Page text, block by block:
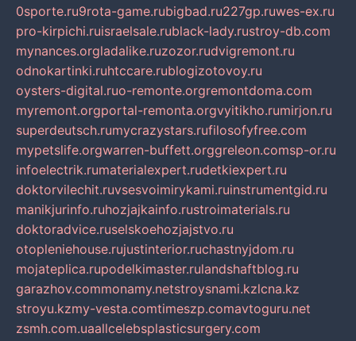
0sporte.ru9rota-game.rubigbad.ru227gp.ruwes-ex.ru
pro-kirpichi.ruisraelsale.rublack-lady.rustroy-db.com
mynances.orgladalike.ruzozor.rudvigremont.ru
odnokartinki.ruhtccare.rublogizotovoy.ru
oysters-digital.ruo-remonte.orgremontdoma.com
myremont.orgportal-remonta.orgvyitikho.rumirjon.ru
superdeutsch.rumycrazystars.rufilosofyfree.com
mypetslife.orgwarren-buffett.orggreleon.comsp-or.ru
infoelectrik.rumaterialexpert.rudetkiexpert.ru
doktorvilechit.ruvsesvoimirykami.ruinstrumentgid.ru
manikjurinfo.ruhozjajkainfo.rustroimaterials.ru
doktoradvice.ruselskoehozjajstvo.ru
otopleniehouse.rujustinterior.ruchastnyjdom.ru
mojateplica.rupodelkimaster.rulandshaftblog.ru
garazhov.commonamy.netstroysnami.kzlcna.kz
stroyu.kzmy-vesta.comtimeszp.comavtoguru.net
zsmh.com.uaallcelebsplasticsurgery.com